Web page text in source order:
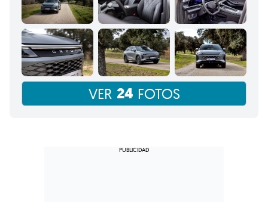
VER 24 FOTOS